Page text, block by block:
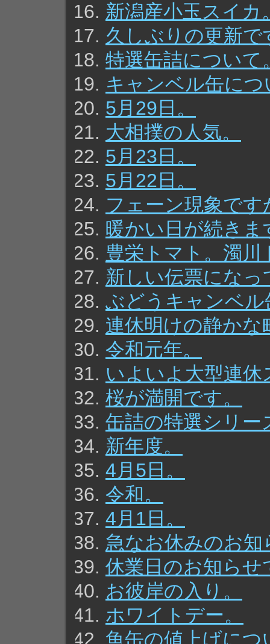
新潟産小玉スイカ
久しぶりの更新で
特選缶詰について
キャンベル缶につ
5月29日。
大相撲の人気。
5月23日。
5月22日。
フェーン現象です
暖かい日が続きま
豊栄トマト。濁川
新しい伝票になっ
ぶどうキャンベ
連休明けの静かな
令和元年。
いよいよ大型連
桜が満開です。
缶詰の特選シリー
新年度。
4月5日。
令和。
4月1日。
急なお休みのお知
休業日のお知らせ
お彼岸の入り。
ホワイトデー。
魚缶の値上げにつ